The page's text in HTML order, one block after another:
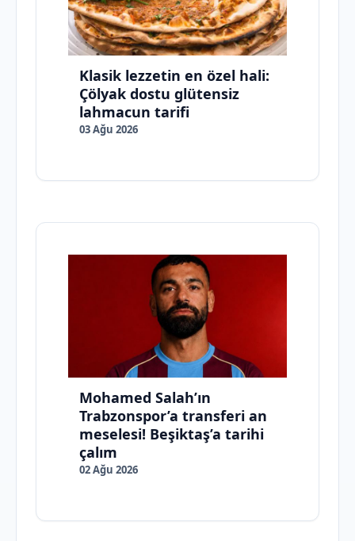
Klasik lezzetin en özel hali:
Çölyak dostu glütensiz
lahmacun tarifi
03 Ağu 2026
Mohamed Salah’ın
Trabzonspor’a transferi an
meselesi! Beşiktaş’a tarihi
çalım
02 Ağu 2026